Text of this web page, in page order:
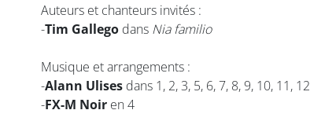
Auteurs et chanteurs invités :
-Tim Gallego dans Nia familio
Musique et arrangements :
-Alann Ulises dans 1, 2, 3, 5, 6, 7, 8, 9, 10, 11, 12
-FX-M Noir en 4